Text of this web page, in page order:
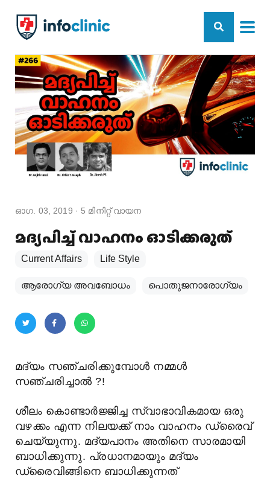
ഓഗ. 03, 2019 · 5 മിനിറ്റ് വായന
മദ്യപിച്ച് വാഹനം ഓടിക്കരുത്
Current Affairs Life Style
ആരോഗ്യ അവബോധം പൊതുജനാരോഗ്യം
മദ്യം സഞ്ചരിക്കുമ്പോൾ നമ്മൾ
സഞ്ചരിച്ചാൽ ?!
ശീലം കൊണ്ടാർജ്ജിച്ച സ്വാഭാവികമായ ഒരു
വഴക്കം എന്ന നിലയക്ക് നാം വാഹനം ഡ്രൈവ്
ചെയ്യുന്നു. മദ്യപാനം അതിനെ സാരമായി
ബാധിക്കുന്നു. പ്രധാനമായും മദ്യം
ഡ്രൈവിങ്ങിനെ ബാധിക്കുന്നത്